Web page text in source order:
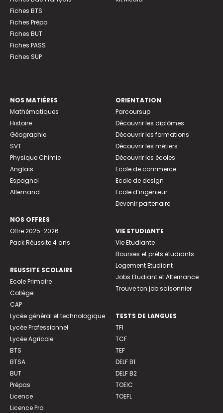
Fiches BTS
Fiches Prépa
Fiches BUT
Fiches PASS
Fiches SUP
NOS MATIÈRES
Mathématiques
Histoire
Géographie
SVT
Physique Chimie
Anglais
Espagnol
Allemand
NOS OFFRES
Offre 2025-2026
Pack Réussite 4 ans
REUSSITE SCOLAIRE
Ecole Primaire
Collège
CAP
Lycée général et technologique
Lycée Professionnel
Lycée Agricole
BTS
BTSA
BUT
Prépas
Licence
Licence Pro
ORIENTATION
Parcoursup
Découvrir les diplômes
Découvrir les formations
Découvrir les métiers
Découvrir les écoles
Ecole de commerce
Ecole de design
Ecole d’ingénieur
Devenir partenaire
VIE ETUDIANTE
Vie Etudiante
Bourses et prêts étudiants
Logement Etudiant
Jobs Etudiant et Alternance
Trouve ton job saisonnier
TESTS DE LANGUES
TFI
TCF
TEF
DELF B1
DELF B2
TOEIC
TOEFL